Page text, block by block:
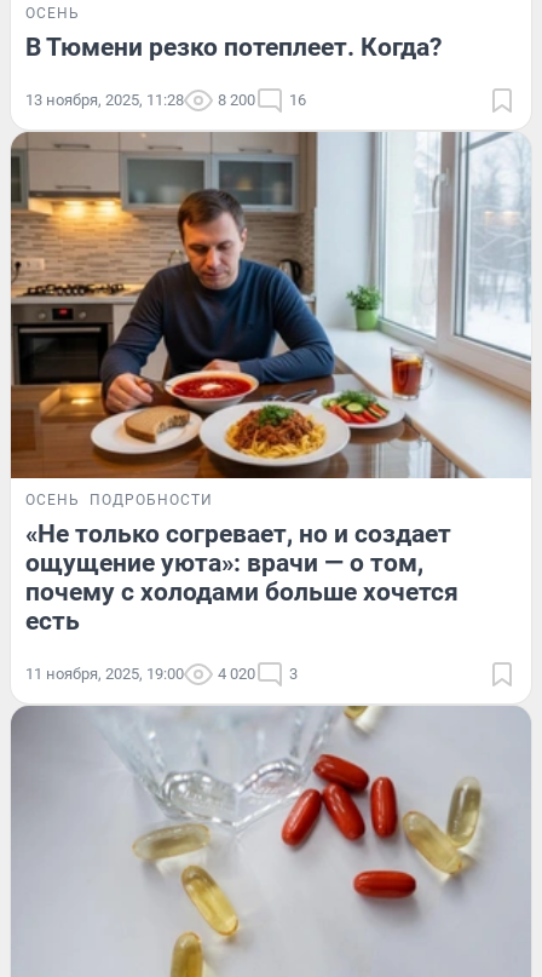
ОСЕНЬ
В Тюмени резко потеплеет. Когда?
13 ноября, 2025, 11:28 8 200 16
ОСЕНЬ ПОДРОБНОСТИ
«Не только согревает, но и создает
ощущение уюта»: врачи — о том,
почему с холодами больше хочется
есть
11 ноября, 2025, 19:00 4 020 3